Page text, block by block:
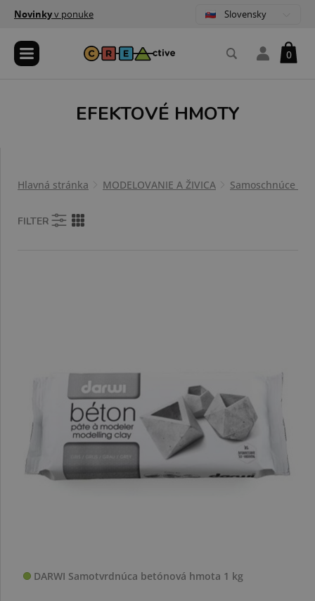
Novinkyv ponuke Slovensky
0
EFEKTOVÉ HMOTY
Hlavná stránka MODELOVANIE A ŽIVICA Samoschnúce
FILTER
DARWI Samotvrdnúca betónová hmota 1 kg